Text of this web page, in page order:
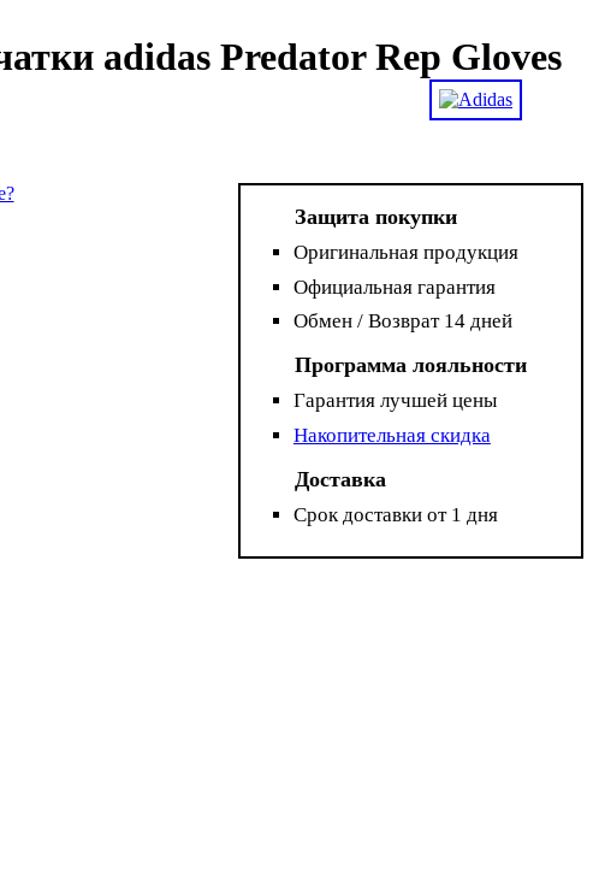
adidas Predator Rep Gloves
Защита покупки
Оригинальная продукция
Официальная гарантия
Обмен / Возврат 14 дней
Программа лояльности
Гарантия лучшей цены
Накопительная скидка
Доставка
Срок доставки от 1 дня